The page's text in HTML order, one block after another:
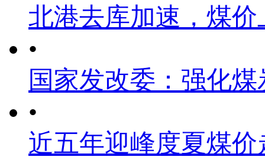
北港去库加速，煤
•
国家发改委：强化
•
近五年迎峰度夏煤价